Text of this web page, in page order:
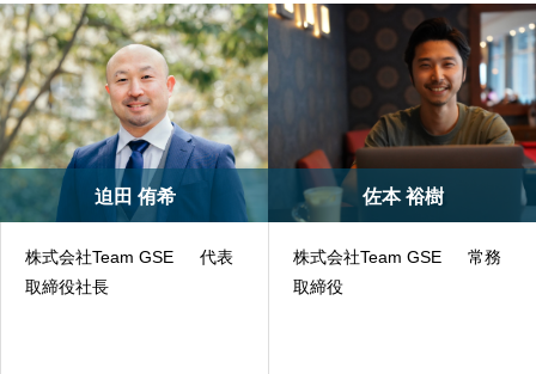
迫田 侑希
株式会社Team GSE 代表
取締役社長
佐本 裕樹
株式会社Team GSE 常務
取締役